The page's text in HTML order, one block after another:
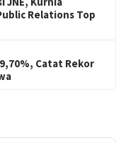
Relations Top
Catat Rekor